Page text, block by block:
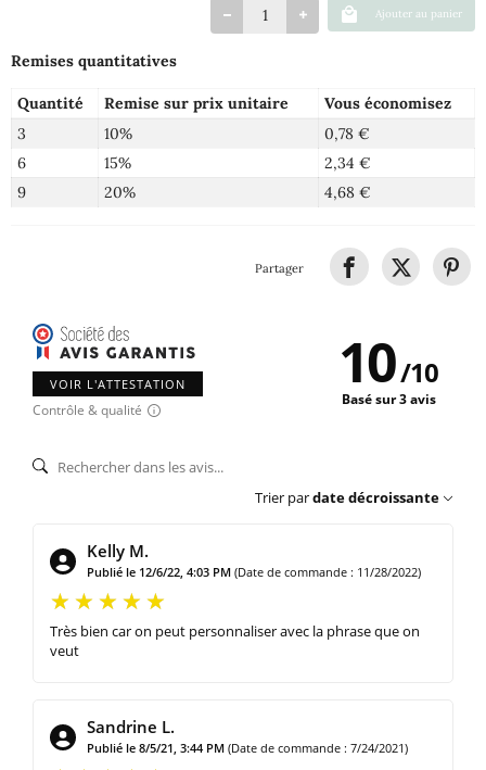
Ajouter au panier
Remises quantitatives
Quantité Remise sur prix unitaire
Vous économisez
3
10%
0,78 €
6
15%
2,34 €
9
20% 4,68 €
Partager
VOIR L'ATTESTATION
Contrôle & qualité
10/10
Basé sur 3 avis
Trier pardate décroissante
Kelly M.
Publié le 12/6/22, 4:03 PM (Date de commande : 11/28/2022)
Très bien car on peut personnaliser avec la phrase que on
veut
Sandrine L.
Publié le 8/5/21, 3:44 PM (Date de commande : 7/24/2021)